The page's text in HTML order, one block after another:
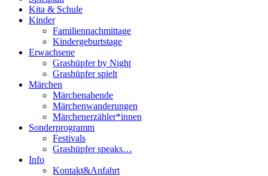
Kita & Schule
Kinder
Familiennachmittage
Kindergeburtstage
Erwachsene
Grashüpfer by Night
Grashüpfer spielt
Märchen
Märchenabende
Märchenwanderungen
Märchenerzähler*innen
Sonderprogramm
Festivals
Grashüpfer speaks…
Info
Kontakt&Anfahrt